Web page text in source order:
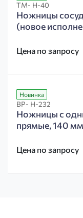
ТМ- Н-40
Ножницы
(новое
Цена по запросу
Новинка
ВР- Н-232
Ножницы с
прямые, 140 мм
Цена по запросу